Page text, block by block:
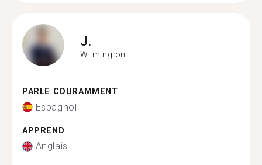
J.
Wilmington
PARLE COURAMMENT
Espagnol
APPREND
Anglais